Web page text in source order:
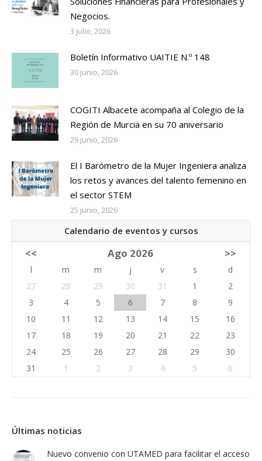
Negocios.
3 julio, 2026
Boletín Informativo UAITIE N.º 148
30 junio, 2026
COGITI Albacete acompaña al Colegio de la
Región de Murcia en su 70 aniversario
29 junio, 2026
El I Barómetro de la Mujer Ingeniera analiza
los retos y avances del talento femenino en
el sector STEM
25 junio, 2026
Calendario de eventos y cursos
<< Ago 2026 >>
l m m j v s
d
27
28 29 30 31 1
2
3
4 5 6 7 8
9
10
11 12 13 14 15
16
17
18 19 20 21 22
23
24
25 26 27 28 29
30
31
1 2 3 4 5 6
Últimas noticias
Nuevo convenio con UTAMED para facilitar el acceso